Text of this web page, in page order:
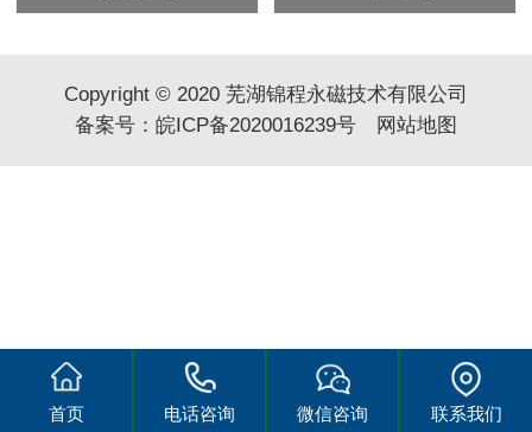
Copyright © 2020 芜湖锦程永磁技术有限公司
备案号： 皖ICP备2020016239号 网站地图
首页 电话咨询 微信咨询 联系我们